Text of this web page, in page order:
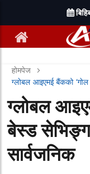
होमपेज
ग्लोबल आइएमई बैंकको
ग्लोबल
बेस्ड
सार्वजनिक